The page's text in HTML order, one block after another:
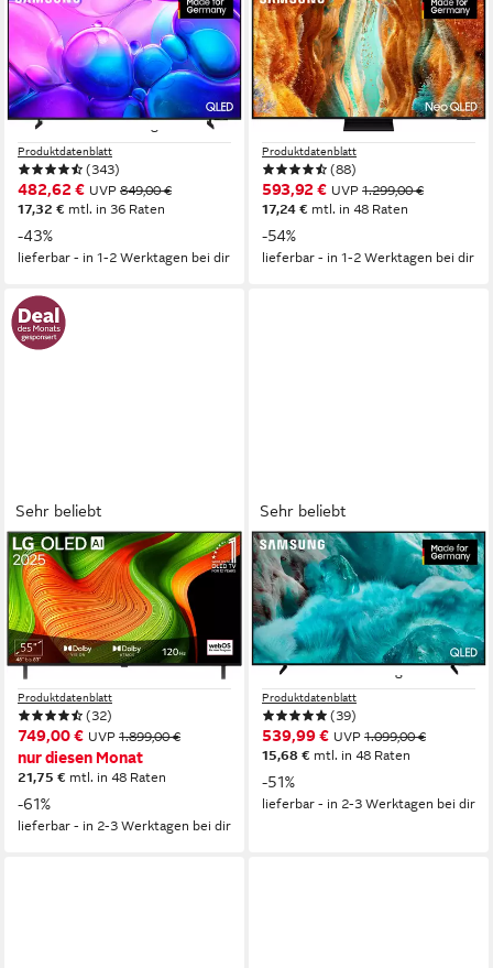
SAMSUNG
GQ55Q6FAAU QLED-
Fernseher
138 cm/55 Zoll Diagonale
QLED
Bildschirmtechnologie
4K Ultra HD Auflösung
Produktdatenblatt
(343)
482,62 € UVP 849,00 €
17,32 € mtl. in 36 Raten
-43%
lieferbar - in 1-2 Werktagen bei dir
SAMSUNG
GQ55QN70FAU QLED-
Fernseher
138 cm/55 Zoll Diagonale
Neo QLED Bildschirmtechnologie
4K Ultra HD Auflösung
Produktdatenblatt
(88)
593,92 € UVP 1.299,00 €
17,24 € mtl. in 48 Raten
-54%
lieferbar - in 1-2 Werktagen bei dir
Sehr beliebt
LG
OLED55B59LA OLED-
Fernseher
139 cm/55 Zoll Diagonale
OLED
Bildschirmtechnologie
4K Ultra HD Auflösung
Produktdatenblatt
(32)
749,00 € UVP 1.899,00 €
nur diesen Monat
21,75 € mtl. in 48 Raten
-61%
lieferbar - in 2-3 Werktagen bei dir
Sehr beliebt
SAMSUNG
GQ65Q7FAAU QLED-
Fernseher
163 cm/65 Zoll Diagonale
QLED Bildschirmtechnologie
4K Ultra HD Auflösung
Produktdatenblatt
(39)
539,99 € UVP 1.099,00 €
15,68 € mtl. in 48 Raten
-51%
lieferbar - in 2-3 Werktagen bei dir